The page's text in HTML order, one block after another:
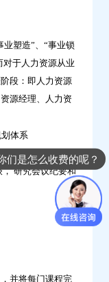
业塑造”、“事业锁
对于人力资源从业
段：即人力资源
源经理、人力资
研究会议纪要和
并将每门课程完
们是怎么收费的呢？